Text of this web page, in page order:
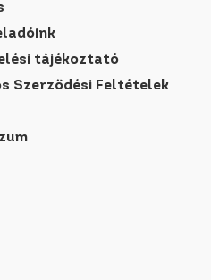
tájékoztató
Szerződési Feltételek